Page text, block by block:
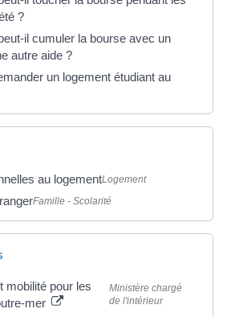
?
il cumuler la bourse avec un
autre aide ?
un logement étudiant au
au logementLogement
Famille - Scolarité
mobilité pour les
mer
Ministère chargé
de l'intérieur